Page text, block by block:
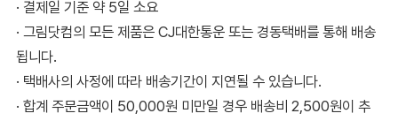
· 결제일 기준 약 5일 소요
· 그림닷컴의 모든 제품은 CJ대한통운 또는 경동택배를 통해 배송
됩니다.
· 택배사의 사정에 따라 배송기간이 지연될 수 있습니다.
· 합계 주문금액이 50,000원 미만일 경우 배송비 2,500원이 추